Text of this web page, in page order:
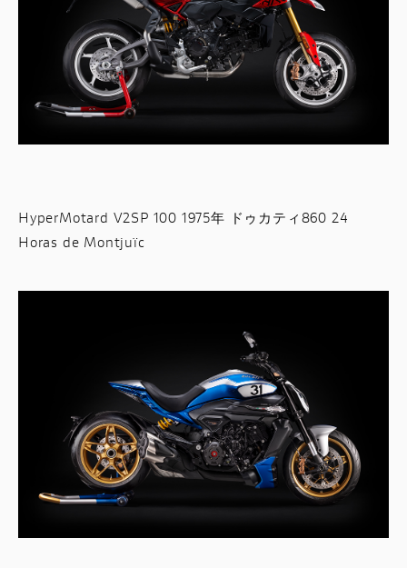
HyperMotard V2SP 100 1975年 ドゥカティ860 24
Horas de Montjuïc